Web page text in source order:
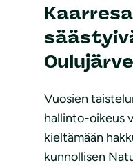
Vuosien
hallinto-oikeus
kieltämään
kunnollisen